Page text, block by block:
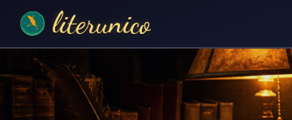
literunico